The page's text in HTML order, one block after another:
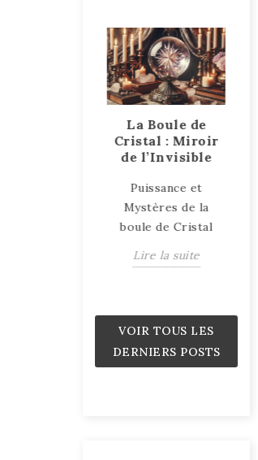
La Boule de
Cristal : Miroir
de l’Invisible
Puissance et
Mystères de la
boule de Cristal
Lire la suite
VOIR TOUS LES
DERNIERS POSTS